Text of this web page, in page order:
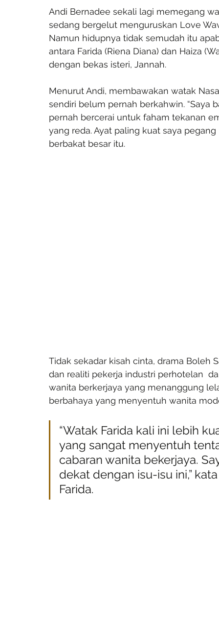
Andi Bernadee sekali lagi memegang
sedang bergelut menguruskan Love
Namun hidupnya tidak semudah itu
antara Farida (Riena Diana) dan Haiza
dengan bekas isteri, Jannah.
Menurut Andi, membawakan watak
sendiri belum pernah berkahwin.
pernah bercerai untuk faham tekanan
yang reda. Ayat paling kuat saya
berbakat besar itu.
Tidak sekadar kisah cinta, drama Boleh
dan realiti pekerja industri perhotelan
wanita berkerjaya yang menanggung
berbahaya yang menyentuh wanita
“Watak Farida kali ini lebih
yang sangat menyentuh
cabaran wanita bekerjaya.
dekat dengan isu-isu ini,”
Farida.